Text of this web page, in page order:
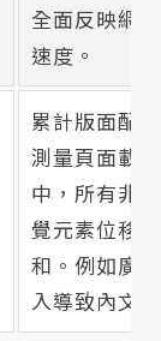
全面反映網
速度。
累計版面配
測量頁面載
中，所有非
覺元素位移
和。例如廣
入導致內文